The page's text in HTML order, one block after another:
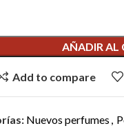
AÑADIR AL
Add to compare
Nuevos perfumes ,